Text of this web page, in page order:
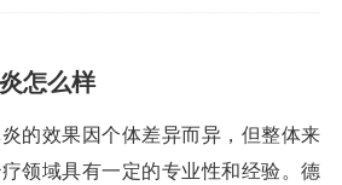
怎么样
的效果因个体差异而异，但整体来
领域具有一定的专业性和经验。德